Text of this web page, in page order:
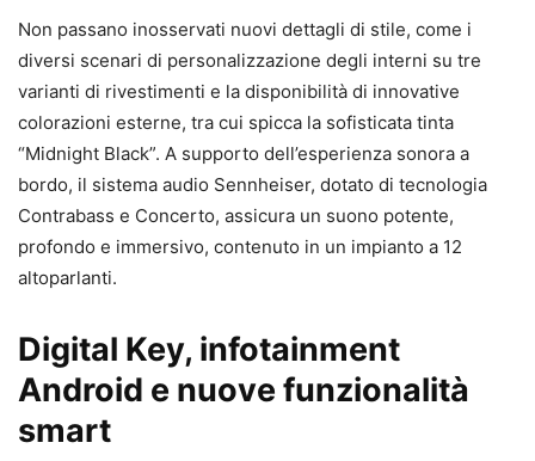
Non passano inosservati nuovi dettagli di stile, come i
diversi scenari di personalizzazione degli interni su tre
varianti di rivestimenti e la disponibilità di innovative
colorazioni esterne, tra cui spicca la sofisticata tinta
“Midnight Black”. A supporto dell’esperienza sonora a
bordo, il sistema audio Sennheiser, dotato di tecnologia
Contrabass e Concerto, assicura un suono potente,
profondo e immersivo, contenuto in un impianto a 12
altoparlanti.
Digital Key, infotainment
Android e nuove funzionalità
smart